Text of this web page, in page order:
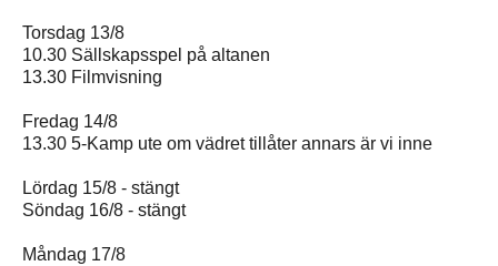
Torsdag 13/8
10.30 Sällskapsspel på altanen
13.30 Filmvisning
Fredag 14/8
13.30 5-Kamp ute om vädret tillåter annars är vi inne
Lördag 15/8 - stängt
Söndag 16/8 - stängt
Måndag 17/8